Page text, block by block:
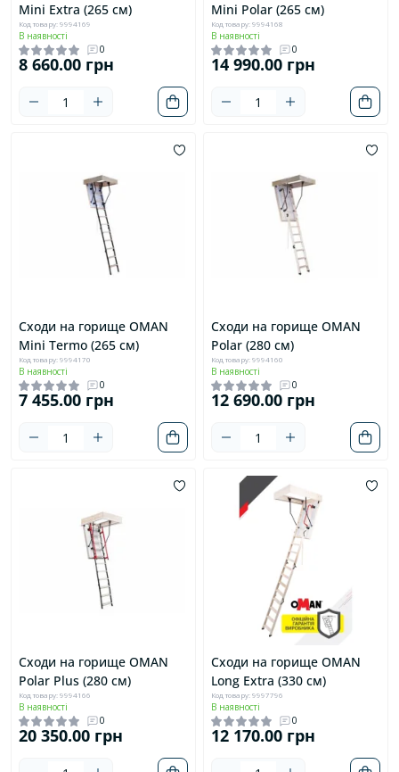
Mini Extra (265 см)
Код товару: 9994169
В наявності
0
8 660.00 грн
Mini Polar (265 см)
Код товару: 9994168
В наявності
0
14 990.00 грн
Сходи на горище OMAN
Mini Termo (265 см)
Код товару: 9994170
В наявності
0
7 455.00 грн
Сходи на горище OMAN
Polar (280 см)
Код товару: 9994160
В наявності
0
12 690.00 грн
Сходи на горище OMAN
Polar Plus (280 см)
Код товару: 9994166
В наявності
0
20 350.00 грн
Сходи на горище OMAN
Long Extra (330 см)
Код товару: 9997796
В наявності
0
12 170.00 грн